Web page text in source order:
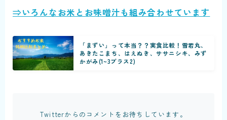
⇒いろんなお米とお味噌汁も組み合わせています
「まずい」って本当？？実食比較！雪若丸、
あきたこまち、はえぬき、ササニシキ、みず
かがみ(1~3プラス2)
Twitterからのコメントをお待ちしています。